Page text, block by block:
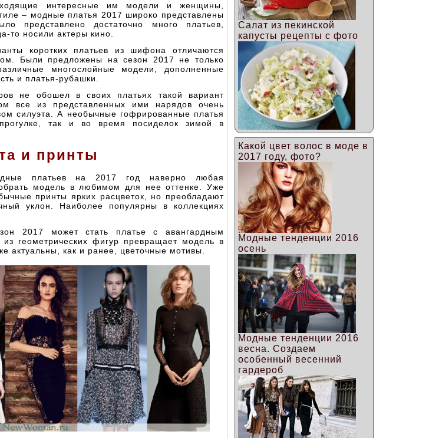
интересные им модели и женщины,
– модные платья 2017 широко представлены
представлено достаточно много платьев,
то носили актеры кино.
коротких платьев из шифона отличаются
Были предложены на сезон 2017 не только
многослойные модели, дополненные
и платья-рубашки.
не обошел в своих платьях такой вариант
все из представленных ими нарядов очень
силуэта. А необычные гофрированные платья
так и во время посиделок зимой в
и принты
платьев на 2017 год наверно любая
модель в любимом для нее оттенке. Уже
принты ярких расцветок, но преобладают
уклон. Наиболее популярны в коллекциях
2017 может стать платье с авангардным
геометрических фигур превращает модель в
актуальны, как и ранее, цветочные мотивы.
Салат из пекинской
капусты рецепты с фото
Какой цвет волос в моде в
2017 году, фото?
Модные тенденции 2016
осень
Модные тенденции 2016
весна. Создаем
особенный весенний
гардероб